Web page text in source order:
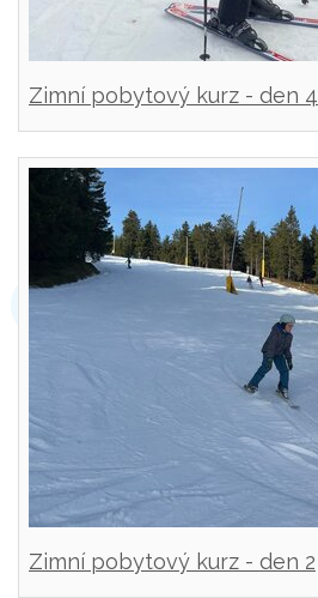
Zimní pobytový kurz - den 4
Zimní pobytový kurz - den 2